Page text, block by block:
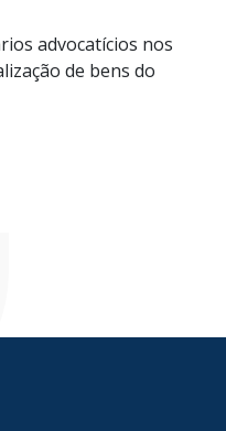
advocatícios nos
de bens do